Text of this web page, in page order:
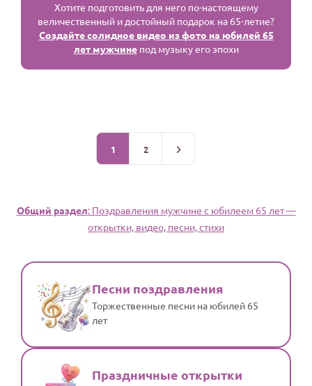
Хотите подготовить для него по-настоящему
величественный и достойный подарок на 65-летие?
Создайте солидное видео из фото на юбилей 65
лет мужчинепод музыку его эпохи
1 2
Общий раздел: Поздравления мужчине с юбилеем 65 лет —
открытки, видео, песни, стихи
Песни поздравления
Торжественные песни на юбилей 65
лет
Праздничные открытки